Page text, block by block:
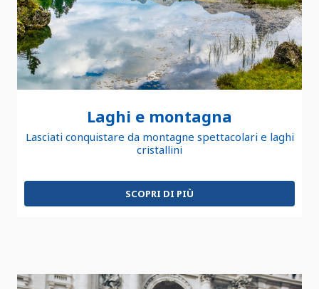
Laghi e montagna
Lasciati conquistare da montagne spettacolari e laghi
cristallini
SCOPRI DI PIÙ